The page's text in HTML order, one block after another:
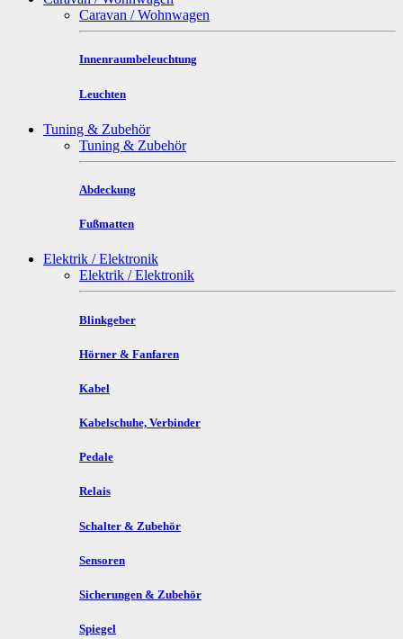
Caravan / Wohnwagen
Innenraumbeleuchtung
Leuchten
Tuning & Zubehör
Tuning & Zubehör
Abdeckung
Fußmatten
Elektrik / Elektronik
Elektrik / Elektronik
Blinkgeber
Hörner & Fanfaren
Kabel
Kabelschuhe, Verbinder
Pedale
Relais
Schalter & Zubehör
Sensoren
Sicherungen & Zubehör
Spiegel